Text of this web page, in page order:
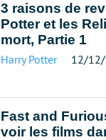
3 raisons de
Potter et les
mort, Partie 1
Harry Potter 12/
Fast and
voir les films